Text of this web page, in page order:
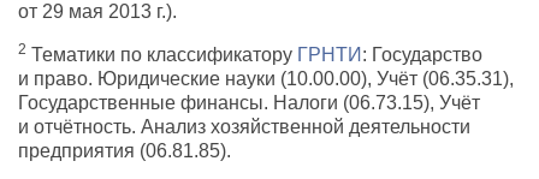
от 29 мая 2013 г.).
2 Тематики по классификатору ГРНТИ : Государство
и право. Юридические науки (10.00.00), Учёт (06.35.31),
Государственные финансы. Налоги (06.73.15), Учёт
и отчётность. Анализ хозяйственной деятельности
предприятия (06.81.85).